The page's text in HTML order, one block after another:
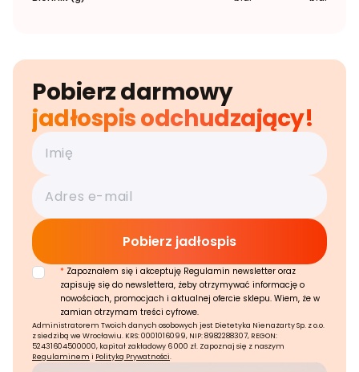
Pobierz darmowy
jadłospis odchudzający!
* Zapoznałem się i akceptuję Regulamin newsletter oraz
zapisuję się do newslettera, żeby otrzymywać informację o
nowościach, promocjach i aktualnej ofercie sklepu. Wiem, że w
zamian otrzymam treści cyfrowe.
Administratorem Twoich danych osobowych jest Dietetyka Nienażarty Sp. z o.o.
z siedzibą we Wrocławiu. KRS: 0001016099, NIP: 8982288307, REGON:
52431604500000, kapitał zakładowy 6 000 zł. Zapoznaj się z naszym
Regulaminem i Polityką Prywatności.